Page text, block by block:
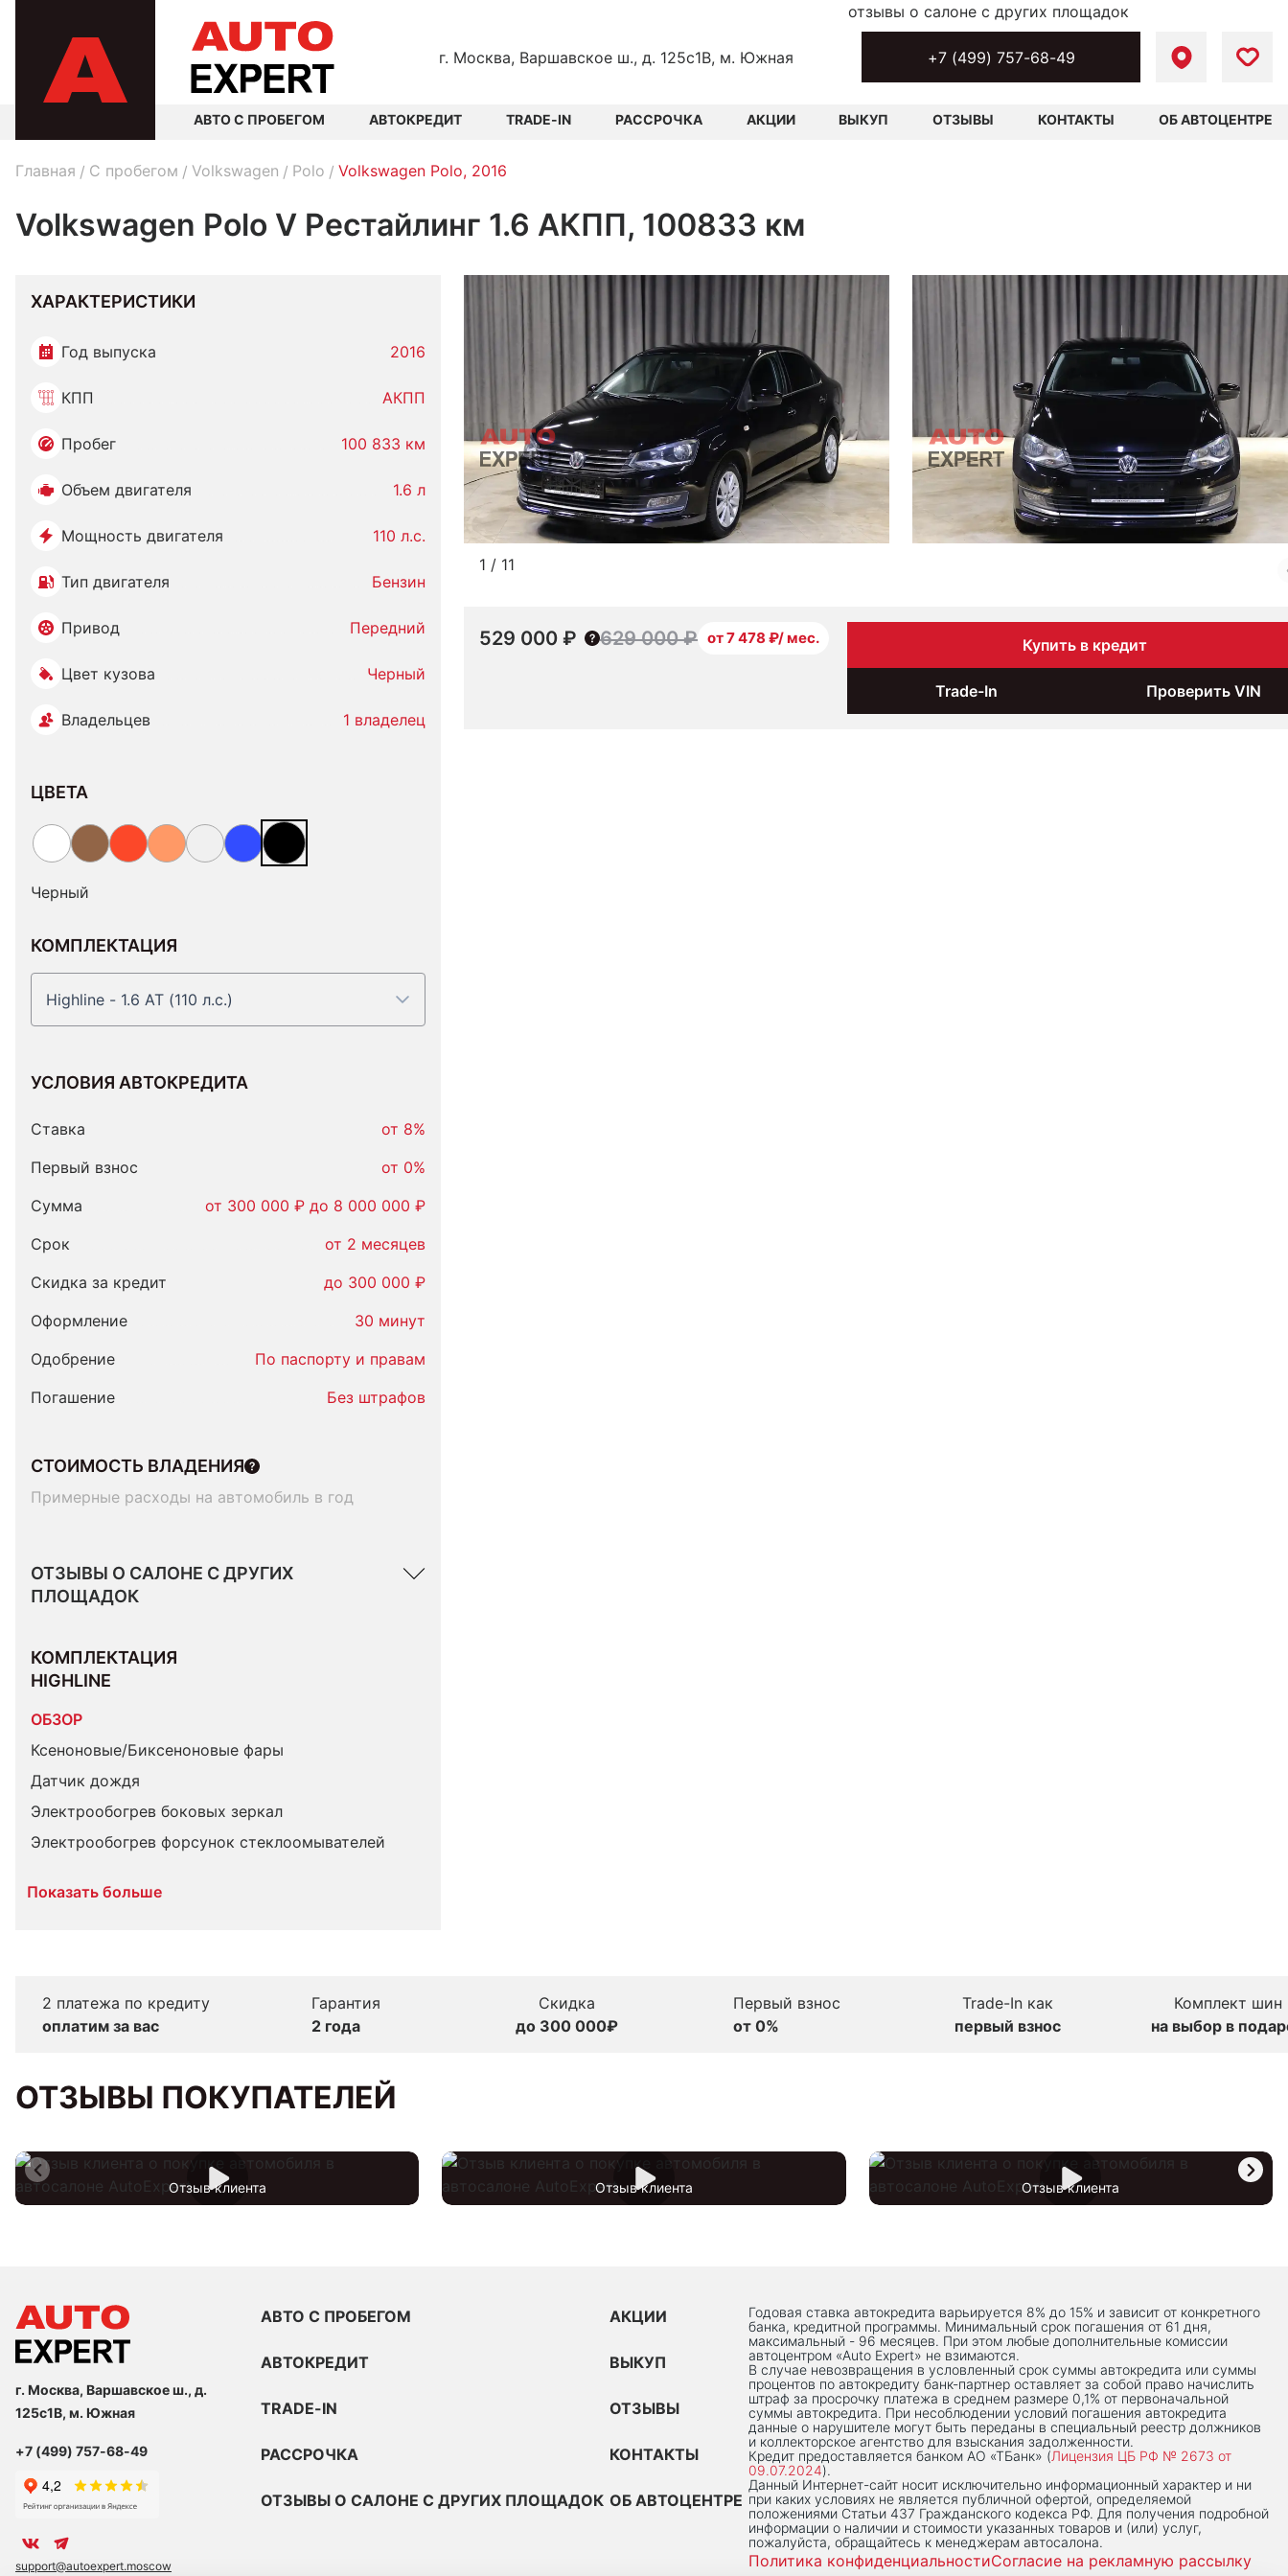
г. Москва, Варшавское ш., д. 125с1В, м. Южная +7 (499) 757-68-49
АВТО С ПРОБЕГОМ АВТОКРЕДИТ TRADE-IN РАССРОЧКА АКЦИИ ВЫКУП ОТЗЫВЫ КОНТАКТЫ ОБ АВТОЦЕНТРЕ
отзывы о салоне с других площадок
Главная C пробегом Volkswagen Polo Volkswagen Polo, 2016
Volkswagen Polo V Рестайлинг 1.6 АКПП, 100833 км
ХАРАКТЕРИСТИКИ
Год выпуска 2016
КПП АКПП
Пробег 100 833 км
Объем двигателя 1.6 л
Мощность двигателя 110 л.с.
Тип двигателя Бензин
Привод Передний
Цвет кузова Черный
Владельцев 1 владелец
ЦВЕТА
Черный
КОМПЛЕКТАЦИЯ
Highline - 1.6 AT (110 л.с.)
УСЛОВИЯ АВТОКРЕДИТА
Ставка
от 8%
Первый взнос
от 0%
Сумма
от 300 000 ₽ до 8 000 000 ₽
Срок
от 2 месяцев
Скидка за кредит
до 300 000 ₽
Оформление
30 минут
Одобрение
По паспорту и правам
Погашение
Без штрафов
СТОИМОСТЬ ВЛАДЕНИЯ
Примерные расходы на автомобиль в год
ОТЗЫВЫ О САЛОНЕ С ДРУГИХ
ПЛОЩАДОК
КОМПЛЕКТАЦИЯ
HIGHLINE
ОБЗОР
Ксеноновые/Биксеноновые фары
Датчик дождя
Электрообогрев боковых зеркал
Электрообогрев форсунок стеклоомывателей
Показать больше
1 / 11
529 000 ₽ 629 000 ₽ от 7 478 ₽/ мес. Купить в кредит
Trade-In Проверить VIN
2 платежа по кредиту
оплатим за вас
Гарантия
2 года
Скидка
до 300 000₽
Первый взнос
от 0%
Trade-In как
первый взнос
Комплект шин
на выбор в
ОТЗЫВЫ ПОКУПАТЕЛЕЙ
Отзыв клиента Отзыв клиента Отзыв клиента
г. Москва, Варшавское ш., д.
125с1В, м. Южная
+7 (499) 757-68-49
support@autoexpert.moscow
АВТО С ПРОБЕГОМ
АВТОКРЕДИТ
TRADE-IN
РАССРОЧКА
ОТЗЫВЫ О САЛОНЕ С ДРУГИХ ПЛОЩАДОК
АКЦИИ
ВЫКУП
ОТЗЫВЫ
КОНТАКТЫ
ОБ АВТОЦЕНТРЕ
Годовая ставка автокредита варьируется 8% до 15% и зависит от конкретного
банка, кредитной программы. Минимальный срок погашения от 61 дня,
максимальный - 96 месяцев. При этом любые дополнительные комиссии
автоцентром «Auto Expert» не взимаются.
В случае невозвращения в условленный срок суммы автокредита или суммы
процентов по автокредиту банк-партнер оставляет за собой право начислить
штраф за просрочку платежа в среднем размере 0,1% от первоначальной
суммы автокредита. При несоблюдении условий погашения автокредита
данные о нарушителе могут быть переданы в специальный реестр должников
и коллекторское агентство для взыскания задолженности.
Кредит предоставляется банком АО «ТБанк» (Лицензия ЦБ РФ № 2673 от
09.07.2024).
Данный Интернет-сaйт носит исключительно информационный характер и ни
при каких условиях не является публичной офертой, определяемой
положениями Статьи 437 Гражданского кодекса РФ. Для получения подробной
информации о наличии и стоимости указанных товаров и (или) услуг,
пожалуйста, обращайтесь к менеджерам автосалона.
Политика конфиденциальностиСогласие на рекламную рассылку